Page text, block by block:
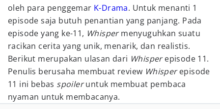
oleh para penggemar K-Drama. Untuk menanti 1
episode saja butuh penantian yang panjang. Pada
episode yang ke-11, Whispermenyuguhkan suatu
racikan cerita yang unik, menarik, dan realistis.
Berikut merupakan ulasan dari Whisperepisode 11.
Penulis berusaha membuat review Whisperepisode
11 ini bebas spoileruntuk membuat pembaca
nyaman untuk membacanya.